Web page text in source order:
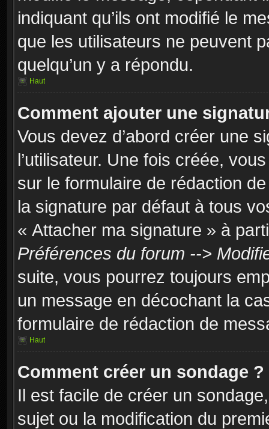
indiquant qu’ils ont modifié le
que les utilisateurs ne peuvent
quelqu’un y a répondu.
Haut
Comment ajouter une
Vous devez d’abord créer une
l’utilisateur. Une fois créée,
sur le formulaire de rédaction
la signature par défaut à tous
« Attacher ma signature » à
Préférences du forum -->
suite, vous pourrez toujours
un message en décochant la
formulaire de rédaction de
Haut
Comment créer un sondage ?
Il est facile de créer un
sujet ou la modification du